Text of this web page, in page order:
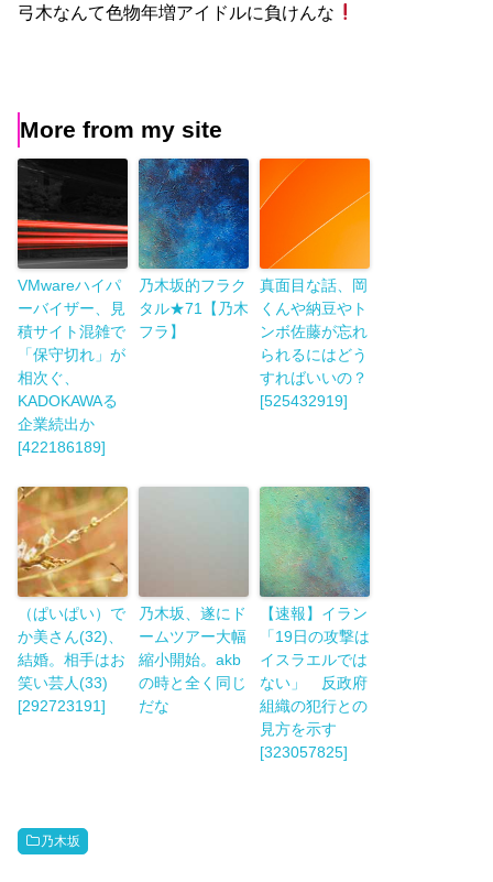
弓木なんて色物年増アイドルに負けんな
More from my site
VMwareハイパ
ーバイザー、見
積サイト混雑で
「保守切れ」が
相次ぐ、
KADOKAWAる
企業続出か
[422186189]
乃木坂的フラク
タル★71【乃木
フラ】
真面目な話、岡
くんや納豆やト
ンボ佐藤が忘れ
られるにはどう
すればいいの？
[525432919]
（ぱいぱい）で
か美さん(32)、
結婚。相手はお
笑い芸人(33)
[292723191]
乃木坂、遂にド
ームツアー大幅
縮小開始。akb
の時と全く同じ
だな
【速報】イラン
「19日の攻撃は
イスラエルでは
ない」 反政府
組織の犯行との
見方を示す
[323057825]
乃木坂